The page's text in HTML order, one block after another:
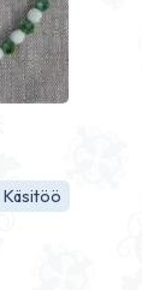
Käsitöö